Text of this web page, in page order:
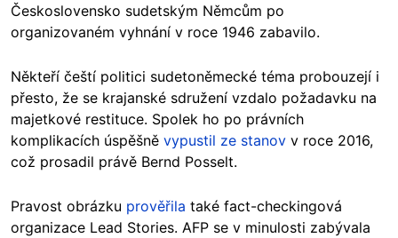
Československo sudetským Němcům po
organizovaném vyhnání v roce 1946 zabavilo.
Někteří čeští politici sudetoněmecké téma probouzejí i
přesto, že se krajanské sdružení vzdalo požadavku na
majetkové restituce. Spolek ho po právních
komplikacích úspěšně vypustil ze stanov v roce 2016,
což prosadil právě Bernd Posselt.
Pravost obrázku prověřila také fact-checkingová
organizace Lead Stories. AFP se v minulosti zabývala